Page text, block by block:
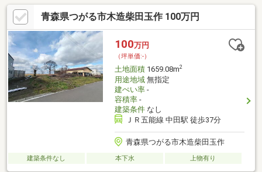
せ」欄に必要事項記入の上、お問い合わせください。担当者よ
り、ご希望に合わせて資料送付や、ご内覧等手配等させていただ
きます。その他お住まいに関するご相談も承りますので、お気兼
ねなくご相談ください。
青森県つがる市木造柴田玉作 100万円
100万円
（坪単価:-）
土地面積1659.08m2
用途地域無指定
建ぺい率-
容積率-
建築条件なし
ＪＲ五能線 中田駅 徒歩37分
青森県つがる市木造柴田玉作
建築条件なし 本下水 上物有り